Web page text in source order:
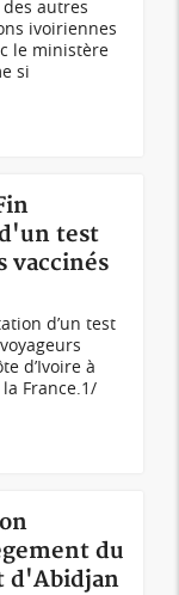
autres
ivoiriennes
le ministère
si
test
vaccinés
d’un test
d’Ivoire à
France.1/
du
d'Abidjan